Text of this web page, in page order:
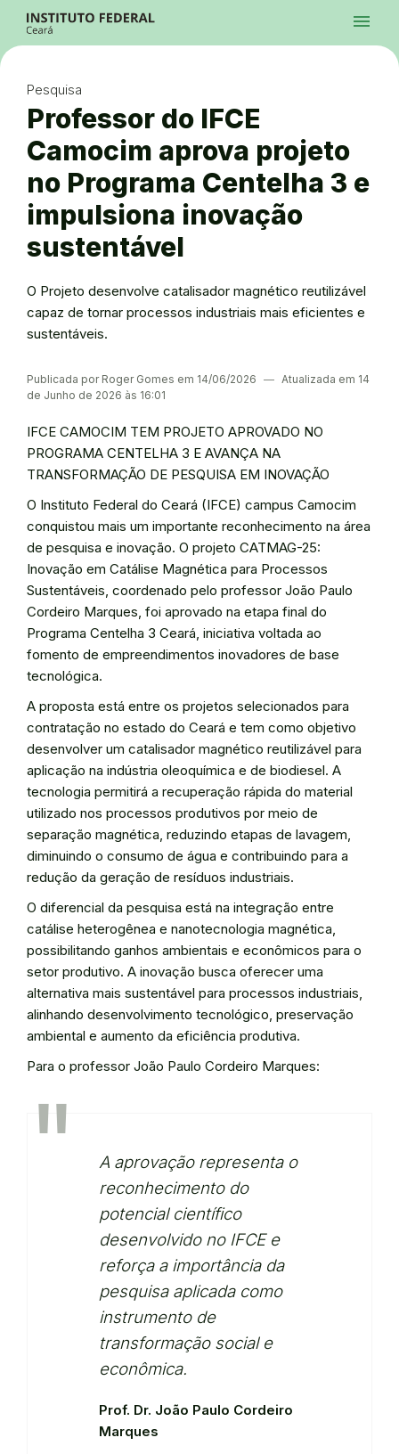
Ir para a busca
Ir para o menu principal
Ir para o conteúdo
Alto Contraste
Login da Área Administrativa
Acessibilidade
menu
InstagramTwitter/XFacebook
Pesquisa
Professor do IFCE
Camocim aprova projeto
no Programa Centelha 3 e
impulsiona inovação
sustentável
O Projeto desenvolve catalisador magnético reutilizável
capaz de tornar processos industriais mais eficientes e
sustentáveis.
Publicada por Roger Gomes em 14/06/2026 ― Atualizada em 14
de Junho de 2026 às 16:01
IFCE CAMOCIM TEM PROJETO APROVADO NO
PROGRAMA CENTELHA 3 E AVANÇA NA
TRANSFORMAÇÃO DE PESQUISA EM INOVAÇÃO
O Instituto Federal do Ceará (IFCE) campus Camocim
conquistou mais um importante reconhecimento na área
de pesquisa e inovação. O projeto CATMAG-25:
Inovação em Catálise Magnética para Processos
Sustentáveis, coordenado pelo professor João Paulo
Cordeiro Marques, foi aprovado na etapa final do
Programa Centelha 3 Ceará, iniciativa voltada ao
fomento de empreendimentos inovadores de base
tecnológica.
A proposta está entre os projetos selecionados para
contratação no estado do Ceará e tem como objetivo
desenvolver um catalisador magnético reutilizável para
aplicação na indústria oleoquímica e de biodiesel. A
tecnologia permitirá a recuperação rápida do material
utilizado nos processos produtivos por meio de
separação magnética, reduzindo etapas de lavagem,
diminuindo o consumo de água e contribuindo para a
redução da geração de resíduos industriais.
O diferencial da pesquisa está na integração entre
catálise heterogênea e nanotecnologia magnética,
possibilitando ganhos ambientais e econômicos para o
setor produtivo. A inovação busca oferecer uma
alternativa mais sustentável para processos industriais,
alinhando desenvolvimento tecnológico, preservação
ambiental e aumento da eficiência produtiva.
Para o professor João Paulo Cordeiro Marques:
A aprovação representa o
reconhecimento do
potencial científico
desenvolvido no IFCE e
reforça a importância da
pesquisa aplicada como
instrumento de
transformação social e
econômica.
Prof. Dr. João Paulo Cordeiro
Marques